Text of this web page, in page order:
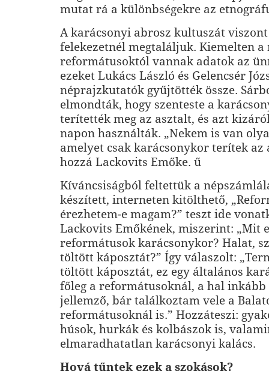
mutat rá a különbségekre az
A karácsonyi abrosz kultuszát
felekezetnél megtaláljuk. Kiemelten a
reformátusoktól vannak adatok az
ezeket Lukács László és Gelencsér
néprajzkutatók gyűjtötték össze.
elmondták, hogy szenteste a
terítették meg az asztalt, és azt
napon használták. „Nekem is van
amelyet csak karácsonykor terítek az
hozzá Lackovits Emőke. ű
Kíváncsiságból feltettük a
készített, interneten kitölthető,
érezhetem-e magam?” teszt ide
Lackovits Emőkének, miszerint: „Mit
reformátusok karácsonykor? Halat,
töltött káposztát?” Így válaszolt:
töltött káposztát, ez egy általános
főleg a reformátusoknál, a hal
jellemző, bár találkoztam vele a
reformátusoknál is.” Hozzáteszi:
húsok, hurkák és kolbászok is,
elmaradhatatlan karácsonyi kalács.
Hová tűntek ezek a szokások?